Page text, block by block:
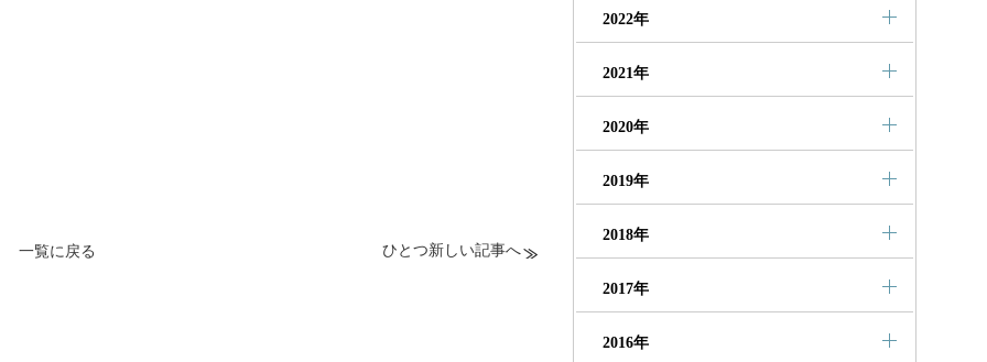
一覧に戻る ひとつ新しい記事へ
2022年
2021年
2020年
2019年
2018年
2017年
2016年